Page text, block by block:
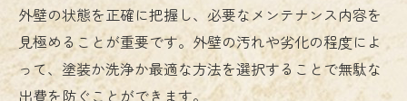
外壁の状態を正確に把握し、必要なメンテナンス内容を
見極めることが重要です。外壁の汚れや劣化の程度によ
って、塗装か洗浄か最適な方法を選択することで無駄な
出費を防ぐことができます。